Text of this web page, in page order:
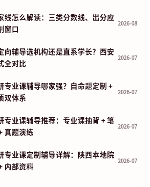
线怎么解读：三类分数线、出分应
窗口
2026-08
向辅导选机构还是直系学长？西安
全对比
2026-07
专业课辅导哪家强？自命题定制 +
双体系
2026-07
专业课辅导推荐：专业课抽背 + 笔
真题演练
2026-07
专业课定制辅导详解：陕西本地院
内部资料
2026-07